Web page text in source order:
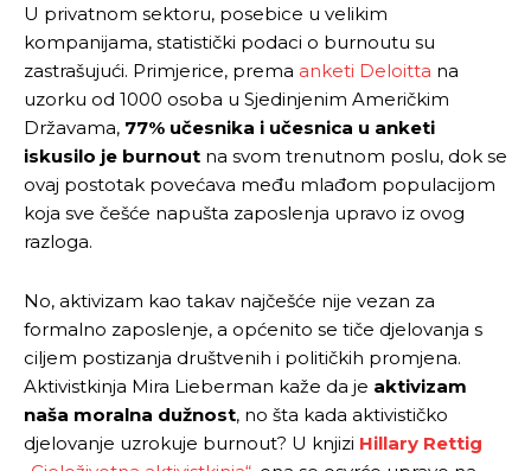
U privatnom sektoru, posebice u velikim
kompanijama, statistički podaci o burnoutu su
zastrašujući. Primjerice, prema anketi Deloitta na
uzorku od 1000 osoba u Sjedinjenim Američkim
Državama, 77% učesnika i učesnica u anketi
iskusilo je burnout na svom trenutnom poslu, dok se
ovaj postotak povećava među mlađom populacijom
koja sve češće napušta zaposlenja upravo iz ovog
razloga.
No, aktivizam kao takav najčešće nije vezan za
formalno zaposlenje, a općenito se tiče djelovanja s
ciljem postizanja društvenih i političkih promjena.
Aktivistkinja Mira Lieberman kaže da je aktivizam
naša moralna dužnost, no šta kada aktivističko
djelovanje uzrokuje burnout? U knjizi Hillary Rettig